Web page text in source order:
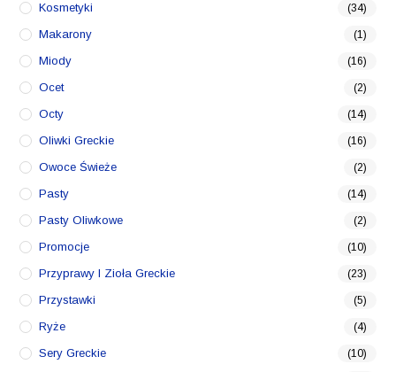
Kosmetyki (34)
Makarony (1)
Miody (16)
Ocet (2)
Octy (14)
Oliwki Greckie (16)
Owoce Świeże (2)
Pasty (14)
Pasty Oliwkowe (2)
Promocje (10)
Przyprawy I Zioła Greckie (23)
Przystawki (5)
Ryże (4)
Sery Greckie (10)